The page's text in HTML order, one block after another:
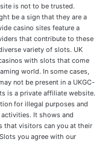
is not to be trusted.
be a sign that they are a
casino sites feature a
that contribute to these
variety of slots. UK
with slots that come
world. In some cases,
not be present in a UKGC-
is a private affiliate website.
for illegal purposes and
It shows and
that visitors can you at their
you agree with our